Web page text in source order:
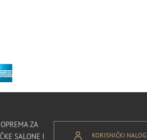
ZA
SALONE I
KORISNIČKI NALOG